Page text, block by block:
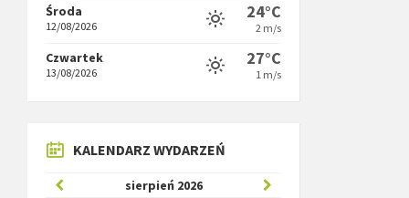
Środa
12/08/2026
24°C
2 m/s
Czwartek
13/08/2026
27°C
1 m/s
KALENDARZ WYDARZEŃ
sierpień 2026
Poprzedni